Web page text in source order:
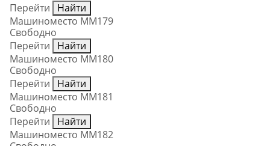
Перейти
Найти
Машиноместо ММ179
Свободно
Перейти
Найти
Машиноместо ММ180
Свободно
Перейти
Найти
Машиноместо ММ181
Свободно
Перейти
Найти
Машиноместо ММ182